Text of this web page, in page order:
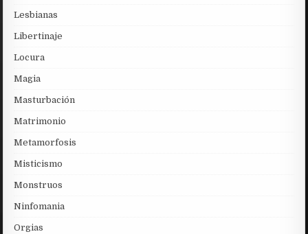
Lesbianas
Libertinaje
Locura
Magia
Masturbación
Matrimonio
Metamorfosis
Misticismo
Monstruos
Ninfomania
Orgias